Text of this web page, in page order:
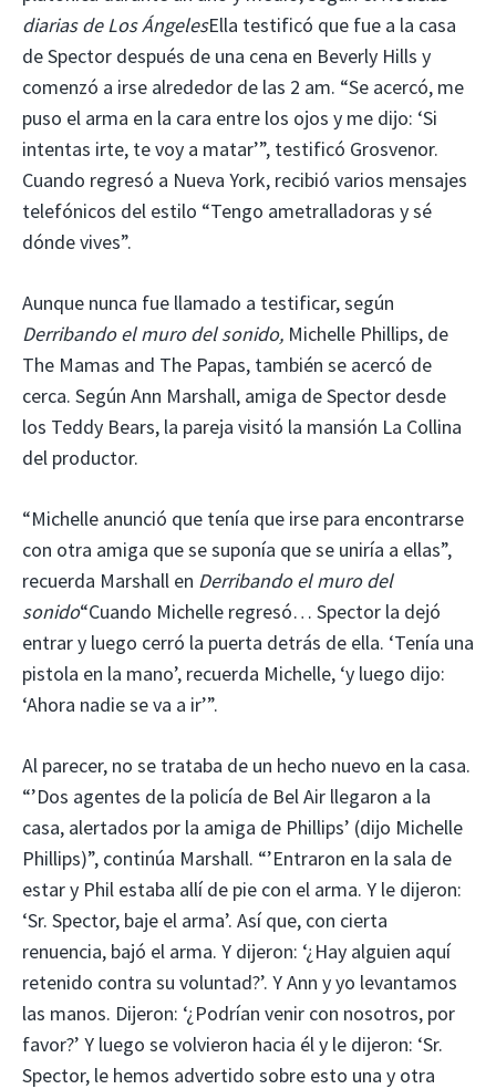
diarias de Los ÁngelesElla testificó que fue a la casa
de Spector después de una cena en Beverly Hills y
comenzó a irse alrededor de las 2 am. “Se acercó, me
puso el arma en la cara entre los ojos y me dijo: ‘Si
intentas irte, te voy a matar’”, testificó Grosvenor.
Cuando regresó a Nueva York, recibió varios mensajes
telefónicos del estilo “Tengo ametralladoras y sé
dónde vives”.
Aunque nunca fue llamado a testificar, según
Derribando el muro del sonido, Michelle Phillips, de
The Mamas and The Papas, también se acercó de
cerca. Según Ann Marshall, amiga de Spector desde
los Teddy Bears, la pareja visitó la mansión La Collina
del productor.
“Michelle anunció que tenía que irse para encontrarse
con otra amiga que se suponía que se uniría a ellas”,
recuerda Marshall en Derribando el muro del
sonido“Cuando Michelle regresó… Spector la dejó
entrar y luego cerró la puerta detrás de ella. ‘Tenía una
pistola en la mano’, recuerda Michelle, ‘y luego dijo:
‘Ahora nadie se va a ir’”.
Al parecer, no se trataba de un hecho nuevo en la casa.
“’Dos agentes de la policía de Bel Air llegaron a la
casa, alertados por la amiga de Phillips’ (dijo Michelle
Phillips)”, continúa Marshall. “’Entraron en la sala de
estar y Phil estaba allí de pie con el arma. Y le dijeron:
‘Sr. Spector, baje el arma’. Así que, con cierta
renuencia, bajó el arma. Y dijeron: ‘¿Hay alguien aquí
retenido contra su voluntad?’. Y Ann y yo levantamos
las manos. Dijeron: ‘¿Podrían venir con nosotros, por
favor?’ Y luego se volvieron hacia él y le dijeron: ‘Sr.
Spector, le hemos advertido sobre esto una y otra